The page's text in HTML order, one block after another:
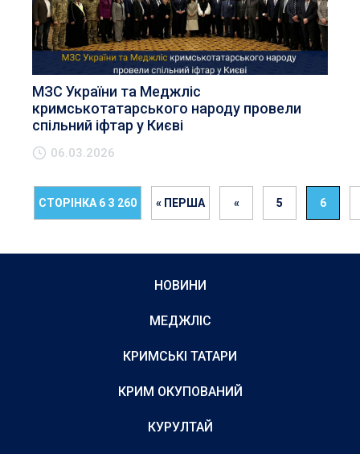
МЗС України та Меджліс
кримськотатарського народу провели
спільний іфтар у Києві
06.03.2026
СТОРІНКА 6 З 260 « ПЕРША « 5 6
НОВИНИ
МЕДЖЛІС
КРИМСЬКІ ТАТАРИ
КРИМ ОКУПОВАНИЙ
КУРУЛТАЙ